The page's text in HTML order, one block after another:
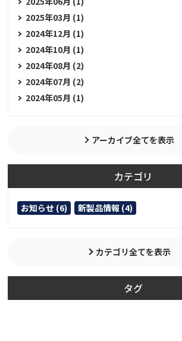
2025年03月 (1)
2024年12月 (1)
2024年10月 (1)
2024年08月 (2)
2024年07月 (2)
2024年05月 (1)
アーカイブ全てを表示
カテゴリ
お知らせ (6) 新製品情報 (4)
カテゴリ全てを表示
タグ